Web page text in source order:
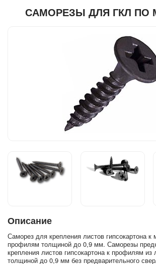
САМОРЕЗЫ ДЛЯ ГКЛ ПО
Описание
Саморез для крепления листов гипсокартона к
профилям толщиной до 0,9 мм. Саморезы
крепления листов гипсокартона к профилям из
толщиной до 0,9 мм без предварительного